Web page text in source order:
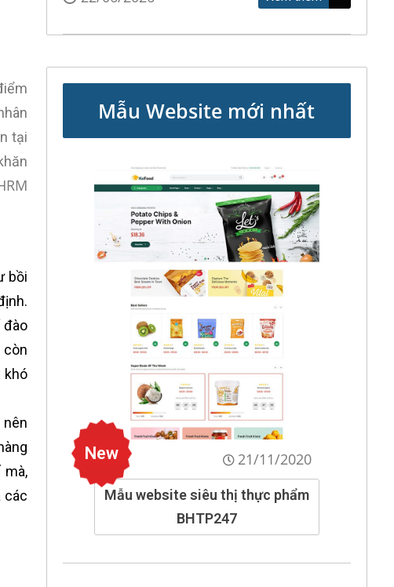
tại
bồi
đào
còn
khó
nên
mà,
các
Mẫu Website mới nhất
New 21/11/2020
Mẫu website siêu thị thực phẩm
BHTP247